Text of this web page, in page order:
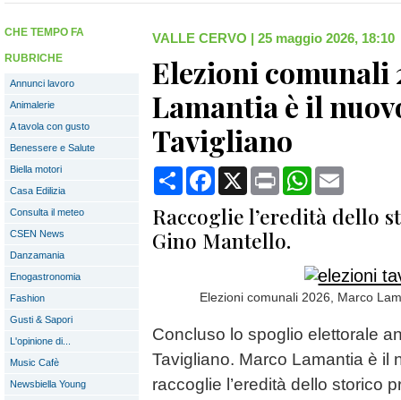
CHE TEMPO FA
RUBRICHE
Annunci lavoro
Animalerie
A tavola con gusto
Benessere e Salute
Biella motori
Casa Edilizia
Consulta il meteo
CSEN News
Danzamania
Enogastronomia
Fashion
Gusti & Sapori
L'opinione di...
Music Cafè
Newsbiella Young
VALLE CERVO | 25 maggio 2026, 18:10
Elezioni comunali
Lamantia è il
Tavigliano
CondividiFacebook
X Print WhatsApp
Raccoglie l’eredità dello
Gino Mantello.
Elezioni comunali 2026, Marco
Concluso lo spoglio elettorale
Tavigliano. Marco Lamantia è il
raccoglie l’eredità dello storico